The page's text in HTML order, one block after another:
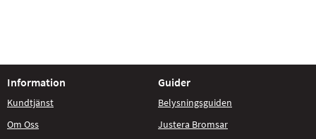
Information
Kundtjänst
Om Oss
Guider
Belysningsguiden
Justera Bromsar